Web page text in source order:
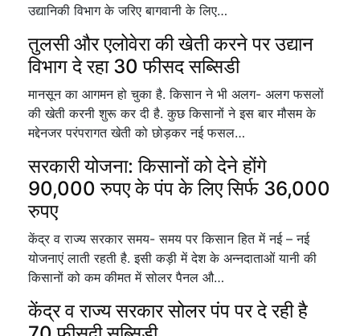
उद्यानिकी विभाग के जरिए बागवानी के लिए…
तुलसी और एलोवेरा की खेती करने पर उद्यान
विभाग दे रहा 30 फीसद सब्सिडी
मानसून का आगमन हो चुका है. किसान ने भी अलग- अलग फसलों
की खेती करनी शुरू कर दी है. कुछ किसानों ने इस बार मौसम के
मद्देनजर परंपरागत खेती को छोड़कर नई फसल…
सरकारी योजना: किसानों को देने होंगे
90,000 रुपए के पंप के लिए सिर्फ 36,000
रुपए
केंद्र व राज्य सरकार समय- समय पर किसान हित में नई – नई
योजनाएं लाती रहती है. इसी कड़ी में देश के अन्नदाताओं यानी की
किसानों को कम कीमत में सोलर पैनल औ…
केंद्र व राज्य सरकार सोलर पंप पर दे रही है